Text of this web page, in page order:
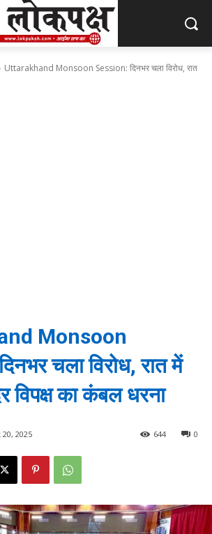
Uttarakhand Monsoon Session: दिनभर चला विरोध, रात
Monsoon
चला विरोध, रात में
का कंबल धरना
2025 0
644